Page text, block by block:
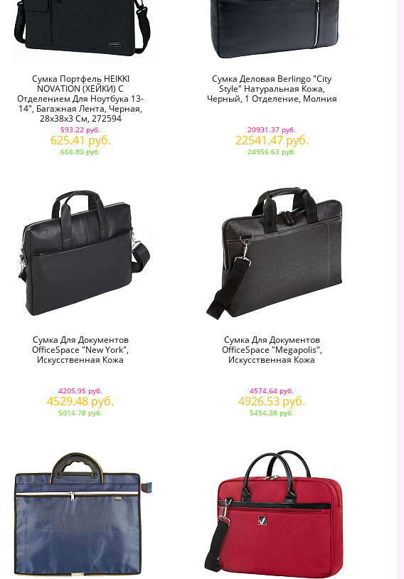
Сумка Портфель HEIKKI
NOVATION (ХЕЙКИ) С
Отделением Для Ноутбука 13-
14", Багажная Лента, Черная,
28х38х3 См, 272594
593.22 руб.
625.41 руб.
666.80 руб.
Сумка Деловая Berlingo "City
Style" Натуральная Кожа,
Черный, 1 Отделение, Молния
20931.37 руб.
22541.47 руб.
24956.63 руб.
Сумка Для Документов
OfficeSpace "New York",
Искусственная Кожа
4205.95 руб.
4529.48 руб.
5014.78 руб.
Сумка Для Документов
OfficeSpace "Megapolis",
Искусственная Кожа
4574.64 руб.
4926.53 руб.
5454.38 руб.